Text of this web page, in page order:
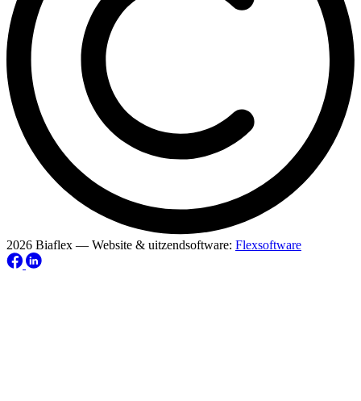
2026 Biaflex — Website & uitzendsoftware: Flexsoftware